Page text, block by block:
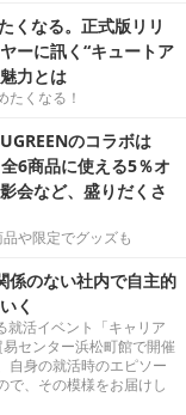
くなる。正式版リリ
ーに訊く“キュートア
力とは
たくなる！
のコラボは
6商品に使える5％オ
会など、盛りだくさ
や限定でグッズも
のない社内で自主的
く
活イベント「キャリア
センター浜松町館で開催
自身の就活時のエピソー
で、その模様をお届けし